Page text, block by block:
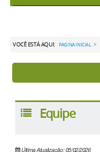
VOCÊ ESTÁ AQUI: PAGINA INICIAL >
Equipe
Última Atualização: 05/02/2026